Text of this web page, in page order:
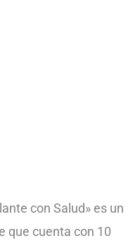
con Salud» es un
que cuenta con 10